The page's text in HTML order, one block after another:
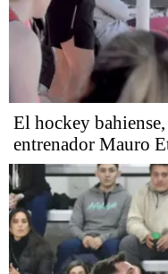
El hockey
entrenador Mauro